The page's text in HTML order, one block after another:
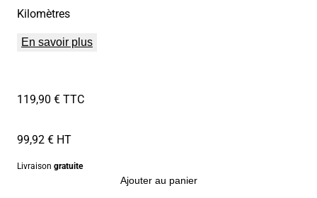
Kilomètres
En savoir plus
119,90 € TTC
99,92 € HT
Livraison gratuite
Ajouter au panier